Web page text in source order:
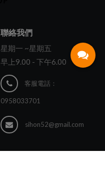
聯絡我們
星期一 ~星期五
早上9.00 - 下午6.00
客服電話：
0958033701
sihon52@gmail.com